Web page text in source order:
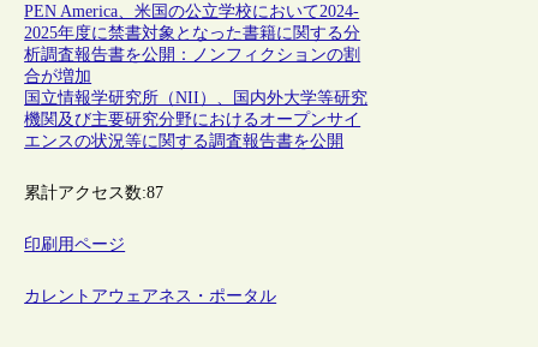
PEN America、米国の公立学校において2024-
2025年度に禁書対象となった書籍に関する分
析調査報告書を公開：ノンフィクションの割
合が増加
国立情報学研究所（NII）、国内外大学等研究
機関及び主要研究分野におけるオープンサイ
エンスの状況等に関する調査報告書を公開
累計アクセス数:87
印刷用ページ
カレントアウェアネス・ポータル